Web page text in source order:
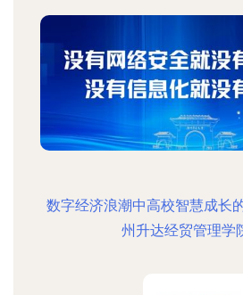
数字经济浪潮中高校智慧成长
州升达经贸管理学